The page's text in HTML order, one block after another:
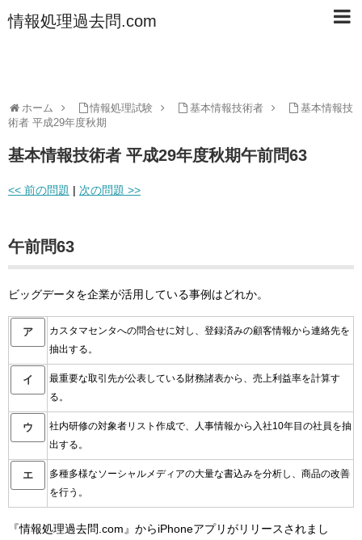
情報処理過去問.com
ホーム 情報処理試験 基本情報技術者
基本情報技
術者 平成29年度秋期
基本情報技術者 平成29年度秋期午前問63
<< 前の問題 | 次の問題 >>
午前問63
ビッグデータを企業が活用している事例はどれか。
ア
カスタマセンタへの問合せに対し、登録済みの顧客情報から連絡先を
抽出する。
イ
最重要な取引先が公表している財務諸表から、売上利益率を計算す
る。
ウ
社内研修の対象者リスト作成で、人事情報から入社10年目の社員を抽
出する。
エ
多種多様なソーシャルメディアの大量な書込みを分析し、商品の改善
を行う。
『情報処理過去問.com』からiPhoneアプリがリリースされまし